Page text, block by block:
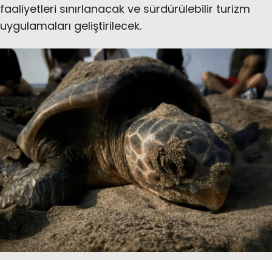
faaliyetleri sınırlanacak ve sürdürülebilir turizm
uygulamaları geliştirilecek.